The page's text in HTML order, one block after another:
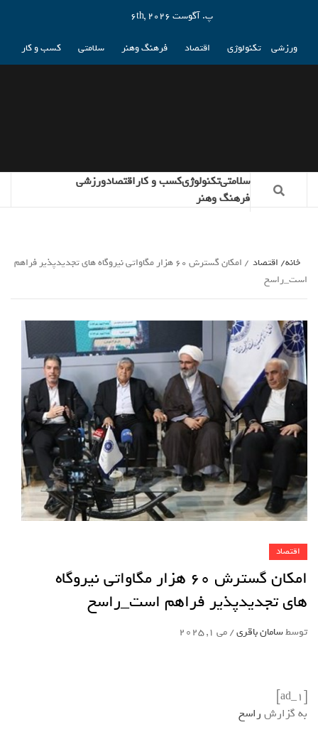
پ. آگوست 6th, 2026
ورزشی تکنولوژی اقتصاد فرهنگ وهنر سلامتی کسب و کار
سلامتیتکنولوژیکسب و کاراقتصادورزشی
فرهنگ وهنر
خانه اقتصاد
امکان گسترش 60 هزار مگاواتی نیروگاه های تجدیدپذیر فراهم
است_راسخ
اقتصاد
امکان گسترش 60 هزار مگاواتی نیروگاه
های تجدیدپذیر فراهم است_راسخ
توسطسامان باقری/می 1, 2025
[ad_1]
به گزارش راسخ